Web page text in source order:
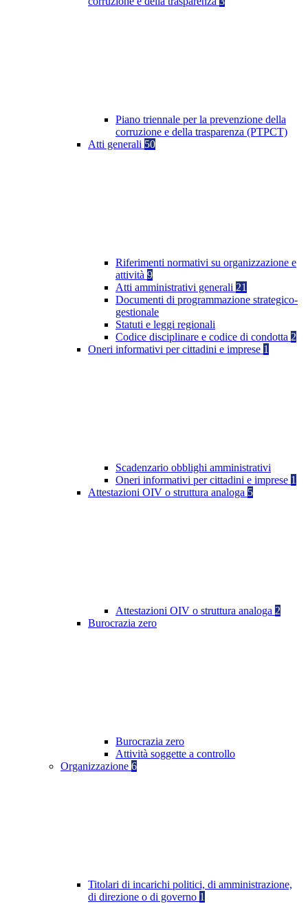
Piano triennale per la prevenzione della
corruzione e della trasparenza (PTPCT)
Atti generali 50
Riferimenti normativi su organizzazione e
attività 9
Atti amministrativi generali 21
Documenti di programmazione strategico-
gestionale
Statuti e leggi regionali
Codice disciplinare e codice di condotta 2
Oneri informativi per cittadini e imprese 1
Scadenzario obblighi amministrativi
Oneri informativi per cittadini e imprese 1
Attestazioni OIV o struttura analoga 5
Attestazioni OIV o struttura analoga 2
Burocrazia zero
Burocrazia zero
Attività soggette a controllo
Organizzazione 6
Titolari di incarichi politici, di amministrazione,
di direzione o di governo 1